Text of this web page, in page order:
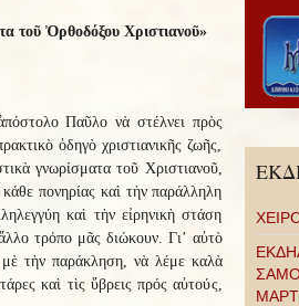
τοῦ Ὀρθοδόξου Χριστιανοῦ»
Παῦλο νὰ στέλνει πρὸς
ὁδηγὸ χριστιανικῆς ζωῆς,
γνωρίσματα τοῦ Χριστιανοῦ,
πονηρίας καὶ τὴν παράλληλη
καὶ τὴν εἰρηνικὴ στάση
τρόπο μᾶς διώκουν. Γι’ αὐτὸ
μὲ τὴν παράκληση, νὰ λέμε καλὰ
καὶ τὶς ὕβρεις πρός αὐτούς,